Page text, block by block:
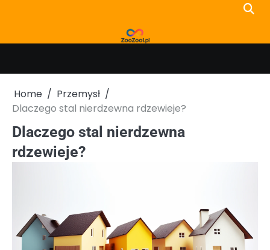
Home
Przemysł
Dlaczego stal nierdzewna rdzewieje?
Dlaczego stal nierdzewna
rdzewieje?